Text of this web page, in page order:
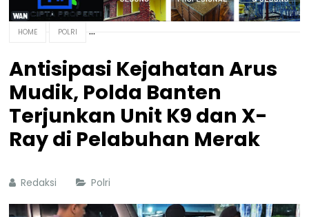
HOME POLRI
Antisipasi Kejahatan Arus
Mudik, Polda Banten
Terjunkan Unit K9 dan X-
Ray di Pelabuhan Merak
Redaksi Polri